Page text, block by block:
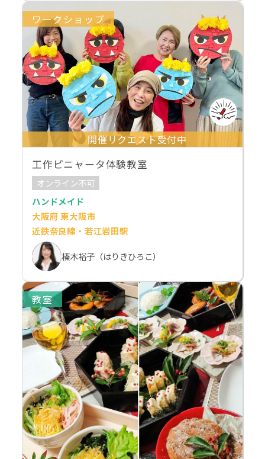
ワークショップ
開催リクエスト受付中
工作ピニャータ体験教室
オンライン不可
ハンドメイド
大阪府 東大阪市
近鉄奈良線・若江岩田駅
榛木裕子（はりきひろこ）
教室